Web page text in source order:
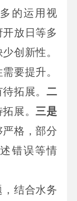
的运用视
放日等多
创新性。
要提升。
拓展。 二
拓展。三是
格，部分
错误等情
结合水务